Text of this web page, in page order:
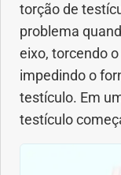
Saúde do nariz
Saúde dos Dentes
Saúde dos olhos
torção de
problema
eixo, torcendo
impedindo o
testículo. Em
testículo